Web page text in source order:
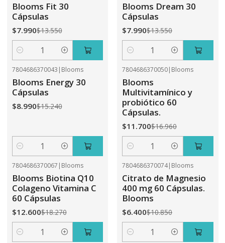
Blooms Fit 30
Cápsulas
$7.990$13.550
Cantidad
Blooms Dream 30
Cápsulas
$7.990$13.550
Cantidad
7804686370043 | Blooms
Blooms Energy 30
Cápsulas
$8.990$15.240
Cantidad
7804686370050| Blooms
Blooms
Multivitamínico y
probiótico 60
Cápsulas.
$11.700$16.960
Cantidad
7804686370067 | Blooms
Blooms Biotina Q10
Colageno Vitamina C
60 Cápsulas
$12.600$18.270
Cantidad
7804686370074| Blooms
Citrato de Magnesio
400 mg 60 Cápsulas.
Blooms
$6.400$10.850
Cantidad